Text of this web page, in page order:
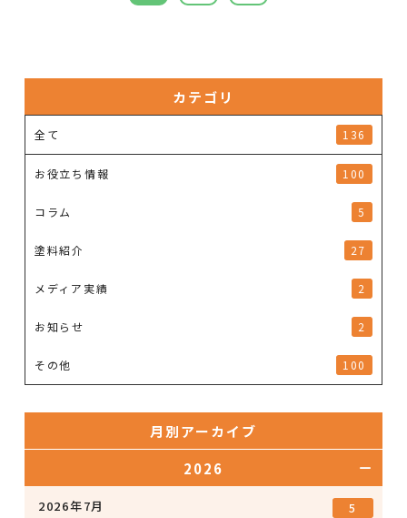
カテゴリ
全て 136
お役立ち情報 100
コラム 5
塗料紹介 27
メディア実績 2
お知らせ 2
その他 100
月別アーカイブ
2026
2026年7月 5